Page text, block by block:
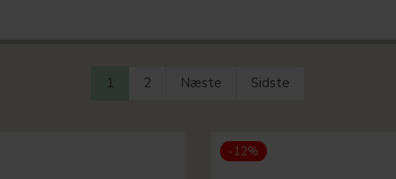
1 2 Næste Sidste
-12%